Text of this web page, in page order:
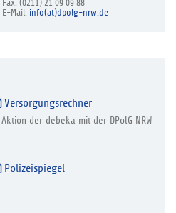
Fax: (0211) 21 09 09 88
E-Mail: info(at)dpolg-nrw.de
Versorgungsrechner
Aktion der debeka mit der DPolG NRW
Polizeispiegel